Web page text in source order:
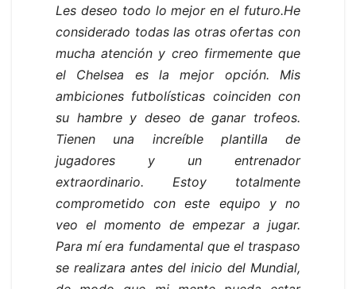
Les deseo todo lo mejor en el futuro.He
considerado todas las otras ofertas con
mucha atención y creo firmemente que
el Chelsea es la mejor opción. Mis
ambiciones futbolísticas coinciden con
su hambre y deseo de ganar trofeos.
Tienen una increíble plantilla de
jugadores y un entrenador
extraordinario. Estoy totalmente
comprometido con este equipo y no
veo el momento de empezar a jugar.
Para mí era fundamental que el traspaso
se realizara antes del inicio del Mundial,